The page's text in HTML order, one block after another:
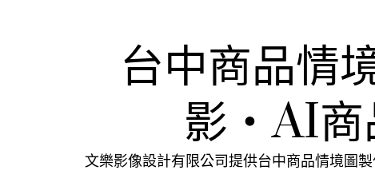
台中商品情
影・AI
文樂影像設計有限公司提供台中商品情境圖